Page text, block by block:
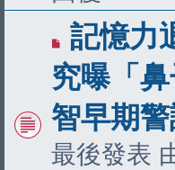
有
新
文
章
記憶力
究曝「
智早期
最後發表